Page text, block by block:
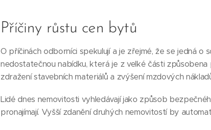
Příčiny růstu cen bytů
O příčinách odborníci spekulují a je zřejmé, že se jedná
nedostatečnou nabídku, která je z velké části
zdražení stavebních materiálů a zvýšení mzdových
Lidé dnes nemovitosti vyhledávají jako způsob
pronajímají. Vyšší zdanění druhých nemovitostí by